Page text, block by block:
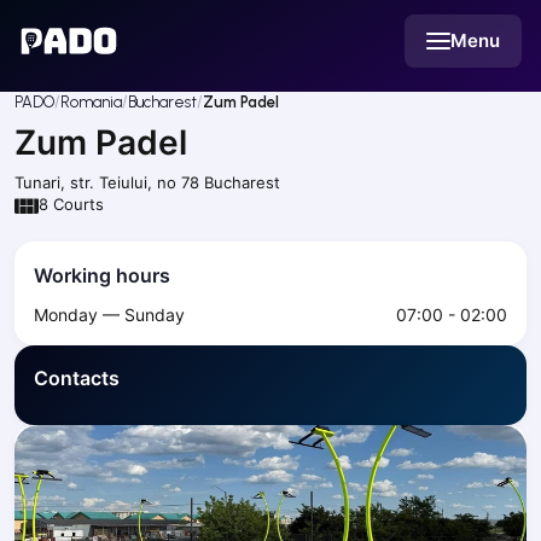
Menu
Українська
Русский
EnglishCities
Prague
Batumi
Budapest
Riga
Arlamow
Bialystok
Bielsko-Biala
Bolesławiec
Bydgoszcz
Chojnice
Czestochowa
PADO Romania Bucharest Zum Padel
Zum Padel
Tunari, str. Teiului, no 78 Bucharest
8 Courts
Working hours
Monday — Sunday 07:00 - 02:00
Contacts